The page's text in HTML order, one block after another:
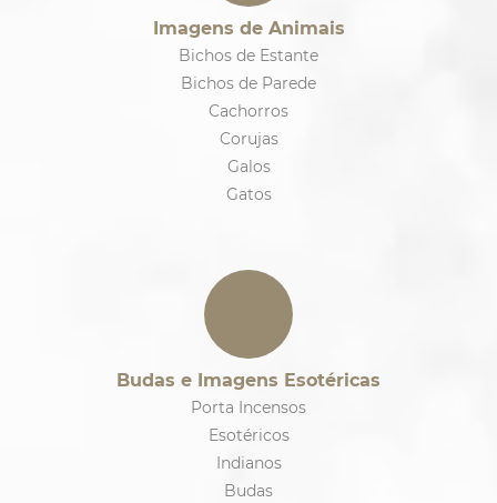
Imagens de Animais
Bichos de Estante
Bichos de Parede
Cachorros
Corujas
Galos
Gatos
Budas e Imagens Esotéricas
Porta Incensos
Esotéricos
Indianos
Budas